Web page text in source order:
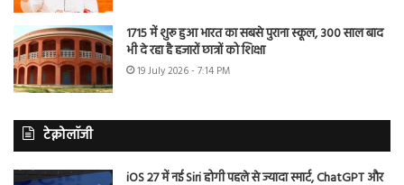
1715 में शुरू हुआ भारत का सबसे पुराना स्कूल, 300 साल बाद
भी दे रहा है हजारों छात्रों को शिक्षा
19 July 2026 - 7:14 PM
टेक्नोलॉजी
iOS 27 में नई Siri होगी पहले से ज्यादा स्मार्ट, ChatGPT और